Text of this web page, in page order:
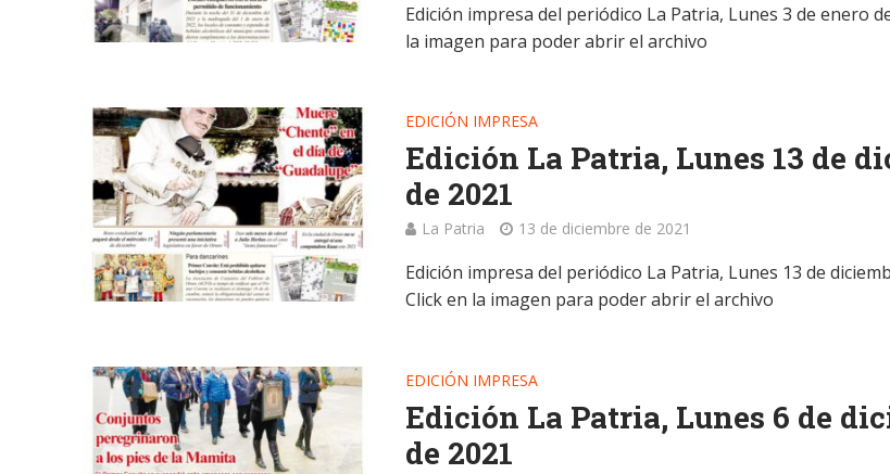
Edición impresa del periódico La Patria, Lunes 3 de enero
la imagen para poder abrir el archivo
EDICIÓN IMPRESA
Edición La Patria, Lunes 13 de
de 2021
La Patria 13 de diciembre de 2021
Edición impresa del periódico La Patria, Lunes 13 de
Click en la imagen para poder abrir el archivo
EDICIÓN IMPRESA
Edición La Patria, Lunes 6 de
de 2021